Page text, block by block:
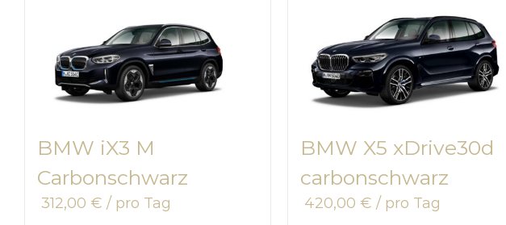
BMW iX3 M
Carbonschwarz
312,00 € / pro Tag
BMW X5 xDrive30d
carbonschwarz
420,00 € / pro Tag